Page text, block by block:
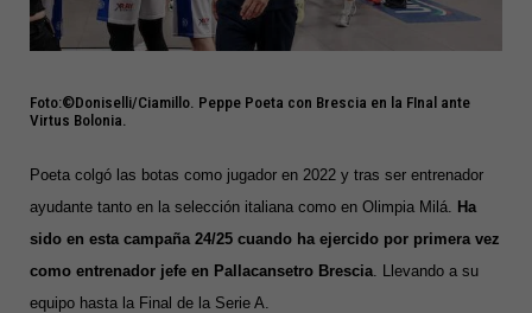
Foto:©Doniselli/Ciamillo. Peppe Poeta con Brescia en la FInal ante
Virtus Bolonia.
Poeta colgó las botas como jugador en 2022 y tras ser entrenador
ayudante tanto en la selección italiana como en Olimpia Milá. Ha
sido en esta campaña 24/25 cuando ha ejercido por primera vez
como entrenador jefe en Pallacansetro Brescia . Llevando a su
equipo hasta la Final de la Serie A.